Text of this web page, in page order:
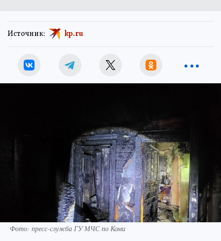
Источник: kp.ru
Фото: пресс-служба ГУ МЧС по Коми